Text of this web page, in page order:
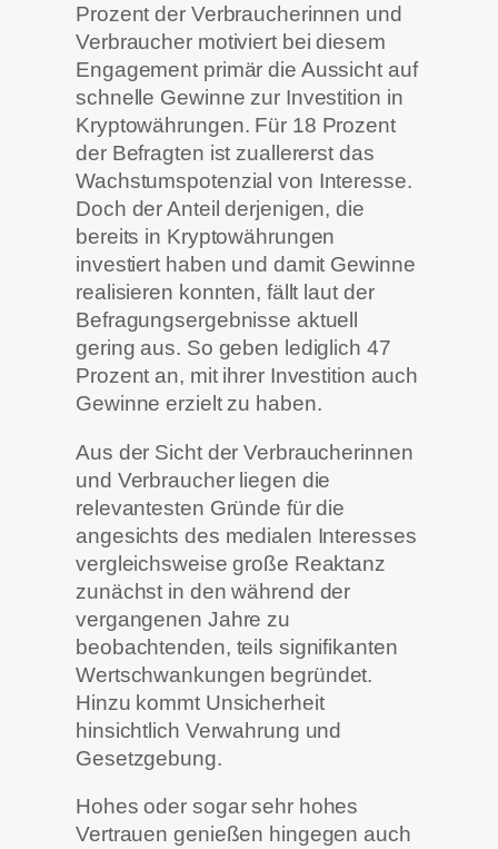
Prozent der Verbraucherinnen und
Verbraucher motiviert bei diesem
Engagement primär die Aussicht auf
schnelle Gewinne zur Investition in
Kryptowährungen. Für 18 Prozent
der Befragten ist zuallererst das
Wachstumspotenzial von Interesse.
Doch der Anteil derjenigen, die
bereits in Kryptowährungen
investiert haben und damit Gewinne
realisieren konnten, fällt laut der
Befragungsergebnisse aktuell
gering aus. So geben lediglich 47
Prozent an, mit ihrer Investition auch
Gewinne erzielt zu haben.
Aus der Sicht der Verbraucherinnen
und Verbraucher liegen die
relevantesten Gründe für die
angesichts des medialen Interesses
vergleichsweise große Reaktanz
zunächst in den während der
vergangenen Jahre zu
beobachtenden, teils signifikanten
Wertschwankungen begründet.
Hinzu kommt Unsicherheit
hinsichtlich Verwahrung und
Gesetzgebung.
Hohes oder sogar sehr hohes
Vertrauen genießen hingegen auch